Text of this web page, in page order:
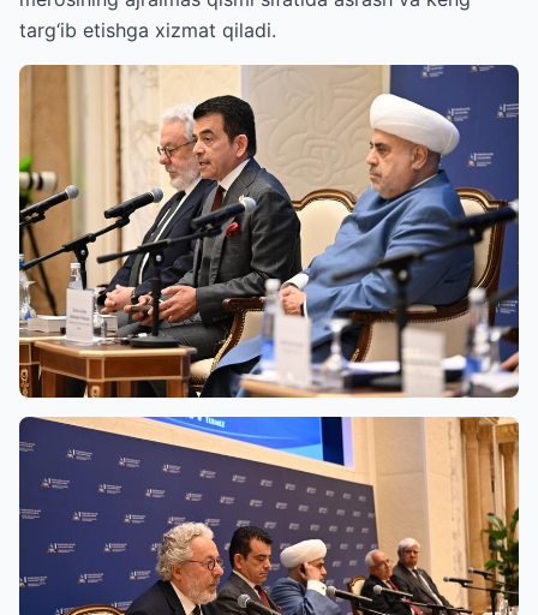
targ‘ib etishga xizmat qiladi.